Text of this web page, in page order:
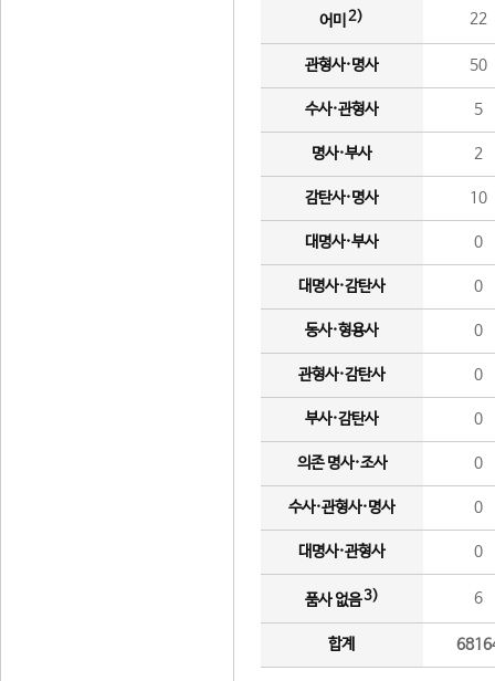
어미 2) 22
관형사·명사 50
수사·관형사 5
명사·부사 2
감탄사·명사 10
대명사·부사 0
대명사·감탄사 0
동사·형용사 0
관형사·감탄사 0
부사·감탄사 0
의존 명사·조사 0
수사·관형사·명사 0
대명사·관형사 0
품사 없음3) 6
합계